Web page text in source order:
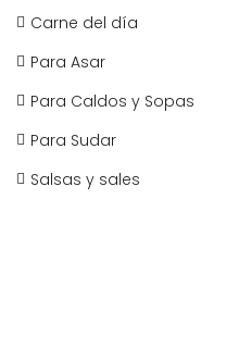
Carne del día
Para Asar
Para Caldos y Sopas
Para Sudar
Salsas y sales